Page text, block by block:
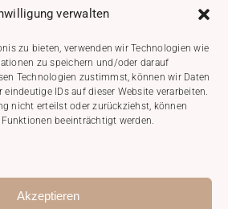
verwalten
zu bieten, verwenden wir Technologien wie
zu speichern und/oder darauf
Technologien zustimmst, können wir Daten
eindeutige IDs auf dieser Website verarbeiten.
nicht erteilst oder zurückziehst, können
beeinträchtigt werden.
Akzeptieren
Richtlinie (EU)